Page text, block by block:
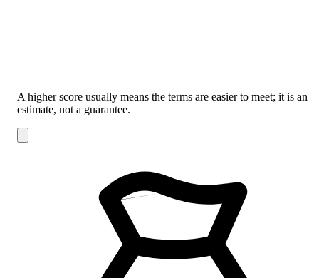
A higher score usually means the terms are easier to meet; it is an
estimate, not a guarantee.